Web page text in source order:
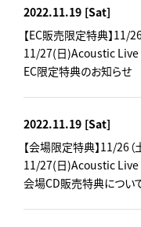
2022.11.19 [Sat]
【EC販売限定特典】11/
11/27(日)Acoustic Live
EC限定特典のお知らせ
2022.11.19 [Sat]
【会場限定特典】11/26
11/27(日)Acoustic Live
会場CD販売特典につい